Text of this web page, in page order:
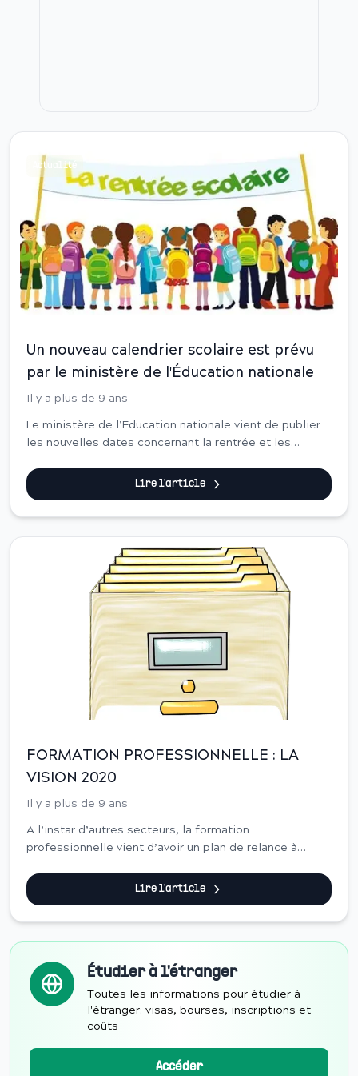
Actualité
Un nouveau calendrier scolaire est prévu
par le ministère de l'Éducation nationale
Il y a plus de 9 ans
Le ministère de l’Education nationale vient de publier
les nouvelles dates concernant la rentrée et les
objectif de promouvoir le tourisme interne, é...
Lire l'article
FORMATION PROFESSIONNELLE : LA
VISION 2020
Il y a plus de 9 ans
A l’instar d’autres secteurs, la formation
professionnelle vient d’avoir un plan de relance à
par le ministère de l’emploi et qui vise à donn...
Lire l'article
Étudier à l'étranger
Toutes les informations pour étudier à
l'étranger: visas, bourses, inscriptions et
coûts
Accéder